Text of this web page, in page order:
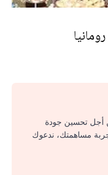
أجل تحسين جودة
تجربة مساهمتك، ندعوك